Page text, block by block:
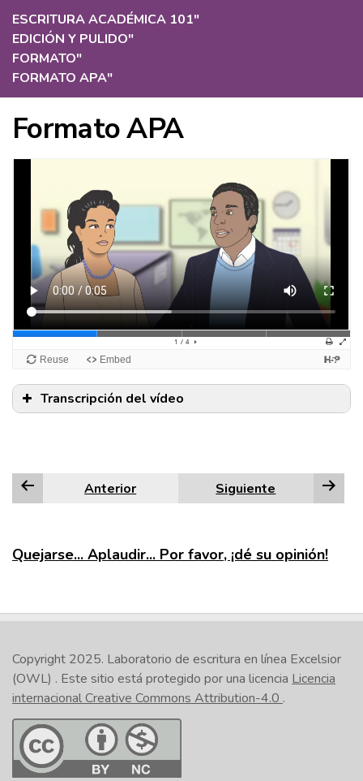
ESCRITURA ACADÉMICA 101"
EDICIÓN Y PULIDO"
FORMATO"
FORMATO APA"
Formato APA
Transcripción del vídeo
Anterior Siguiente
Quejarse... Aplaudir... Por favor, ¡dé su opinión!
Copyright 2025. Laboratorio de escritura en línea Excelsior
(OWL) . Este sitio está protegido por una licencia Licencia
internacional Creative Commons Attribution-4.0 .